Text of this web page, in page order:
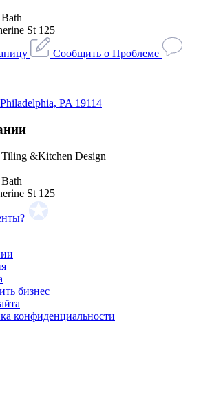
St 125
Сообщить о Проблеме
PA 19114
&Kitchen Design
St 125
бизнес
конфиденциальности